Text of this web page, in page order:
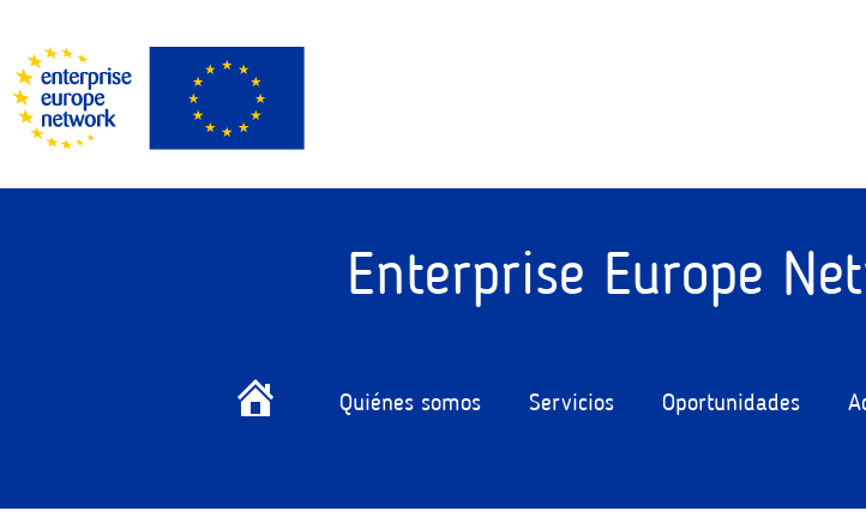
Enterprise Europe
Quiénes somos Servicios Oportunidades